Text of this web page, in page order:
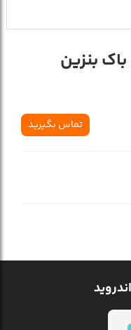
بنزين
تماس بگیرید